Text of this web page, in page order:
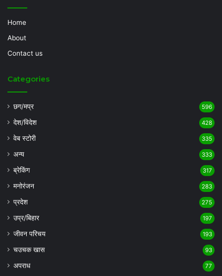
Home
About
Contact us
Categories
छग/मप्र 596
देश/विदेश 428
वेब स्टोरी 335
अन्य 333
ब्रेकिंग 317
मनोरंजन 283
प्रदेश 275
उप्र/बिहार 197
जीवन परिचय 193
चउचक खास 93
अपराध 77